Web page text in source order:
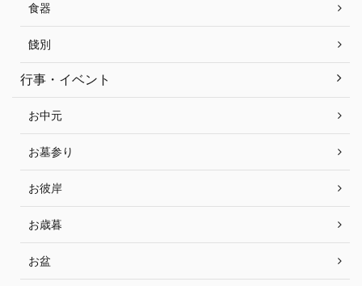
食器
餞別
行事・イベント
お中元
お墓参り
お彼岸
お歳暮
お盆